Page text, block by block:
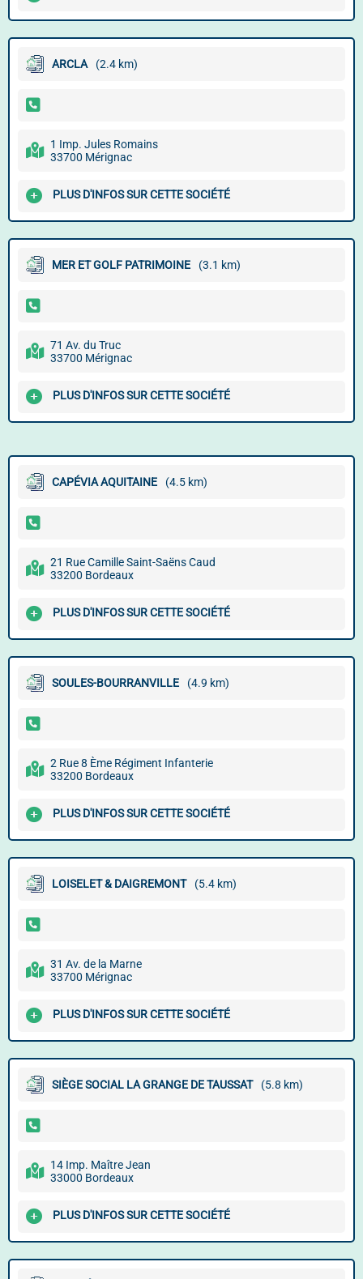
ARCLA (2.4 km)
1 Imp. Jules Romains
33700 Mérignac
PLUS D'INFOS SUR CETTE SOCIÉTÉ
MER ET GOLF PATRIMOINE (3.1 km)
71 Av. du Truc
33700 Mérignac
PLUS D'INFOS SUR CETTE SOCIÉTÉ
CAPÉVIA AQUITAINE (4.5 km)
21 Rue Camille Saint-Saëns Caud
33200 Bordeaux
PLUS D'INFOS SUR CETTE SOCIÉTÉ
SOULES-BOURRANVILLE (4.9 km)
2 Rue 8 Ème Régiment Infanterie
33200 Bordeaux
PLUS D'INFOS SUR CETTE SOCIÉTÉ
LOISELET & DAIGREMONT (5.4 km)
31 Av. de la Marne
33700 Mérignac
PLUS D'INFOS SUR CETTE SOCIÉTÉ
SIÈGE SOCIAL LA GRANGE DE TAUSSAT (5.8 km)
14 Imp. Maître Jean
33000 Bordeaux
PLUS D'INFOS SUR CETTE SOCIÉTÉ